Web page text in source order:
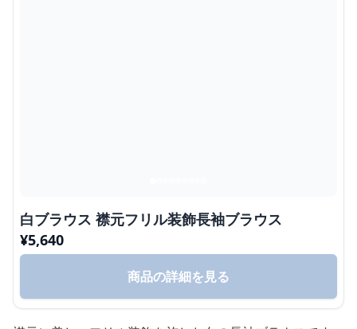
白ブラウス 襟元フリル装飾長袖ブラウス
¥5,640
商品の詳細を見る